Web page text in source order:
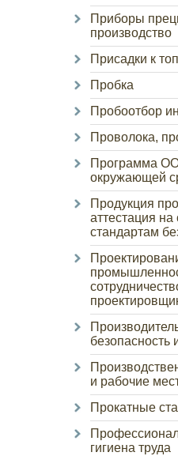
Приборы
производство
Присадки к
Пробка
Пробоотбор
Проволока,
Программа
окружающей
Продукция
аттестация на
стандартам
безопасность
и рабочие
Прокатные
гигиена труда